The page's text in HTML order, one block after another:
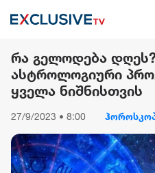
რა გელოდება
ასტროლოგიური
ყველა ნიშნისთვის
27/9/2023 • 8:00